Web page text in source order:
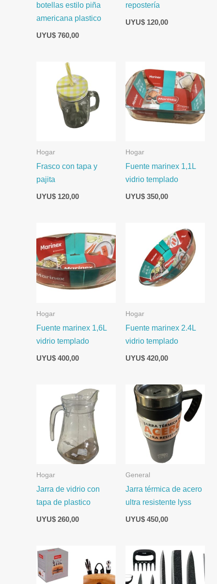
botellas estilo piña
americana plastico
UYU$760,00
repostería
UYU$120,00
Hogar
Frasco con tapa y
pajita
UYU$120,00
Hogar
Fuente marinex 1,1L
vidrio templado
UYU$350,00
Hogar
Fuente marinex 1,6L
vidrio templado
UYU$400,00
Hogar
Fuente marinex 2.4L
vidrio templado
UYU$420,00
Hogar
Jarra de vidrio con
tapa de plastico
UYU$260,00
General
Jarra térmica de acero
ultra resistente lyss
UYU$450,00